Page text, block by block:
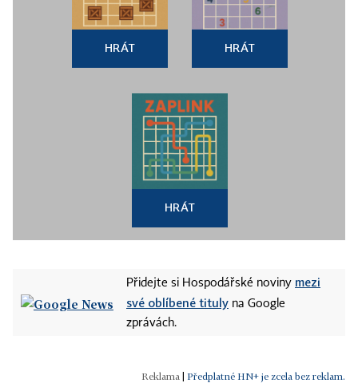
HRÁT HRÁT
HRÁT
Přidejte si Hospodářské noviny mezi
své oblíbené tituly na Google
zprávách.
Předplatné HN+ je zcela bez reklam.